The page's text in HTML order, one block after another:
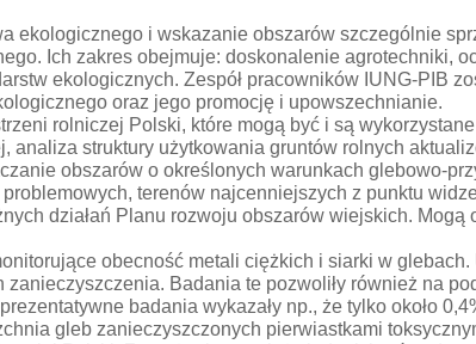
ekologicznego i wskazanie obszarów szczególnie
Ich zakres obejmuje: doskonalenie agrotechniki,
ekologicznych. Zespół pracowników IUNG-PIB
oraz jego promocję i upowszechnianie.
rolniczej Polski, które mogą być i są
struktury użytkowania gruntów rolnych
obszarów o określonych warunkach glebowo-
terenów najcenniejszych z punktu
działań Planu rozwoju obszarów wiejskich. Mogą
obecność metali ciężkich i siarki w
Badania te pozwoliły również na
badania wykazały np., że tylko około
gleb zanieczyszczonych pierwiastkami